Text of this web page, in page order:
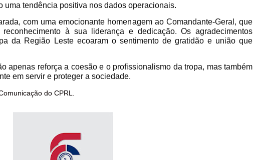
uma tendência positiva nos dados operacionais.
com uma emocionante homenagem ao Comandante-Geral, que
à sua liderança e dedicação. Os agradecimentos
da Região Leste ecoaram o sentimento de gratidão e união que
apenas reforça a coesão e o profissionalismo da tropa, mas também
em servir e proteger a sociedade.
do CPRL.